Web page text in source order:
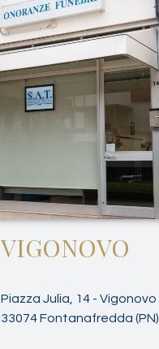
VIGONOVO
Piazza Julia, 14 - Vigonovo
33074 Fontanafredda (PN)